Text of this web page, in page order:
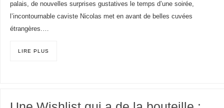
palais, de nouvelles surprises gustatives le temps d’une soirée,
l’incontournable caviste Nicolas met en avant de belles cuvées
étrangères.…
LIRE PLUS